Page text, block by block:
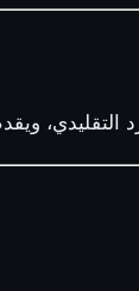
التقليدي،